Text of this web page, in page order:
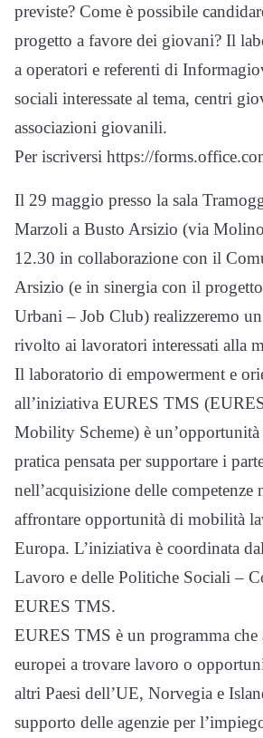
previste? Come è possibile
progetto a favore dei giovani? Il
a operatori e referenti di
sociali interessate al tema, centri
associazioni giovanili.
Per iscriversi https://
Il 29 maggio presso la sala
Marzoli a Busto Arsizio (via
12.30 in collaborazione con il
Arsizio (e in sinergia con il
Urbani – Job Club) realizzeremo
rivolto ai lavoratori interessati alla
Il laboratorio di empowerment e
all’iniziativa EURES TMS
Mobility Scheme) è
pratica pensata per supportare i
nell’acquisizione delle competenze
affrontare opportunità di mobilità
Europa. L’iniziativa è coordinata
Lavoro e delle Politiche Sociali –
EURES TMS.
EURES TMS è un programma
europei a trovare lavoro o
altri Paesi dell’UE, Norvegia e
supporto delle agenzie per